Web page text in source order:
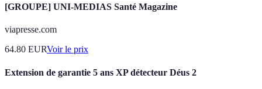
[GROUPE] UNI-MEDIAS Santé Magazine
viapresse.com
64.80 EURVoir le prix
Extension de garantie 5 ans XP détecteur Déus 2